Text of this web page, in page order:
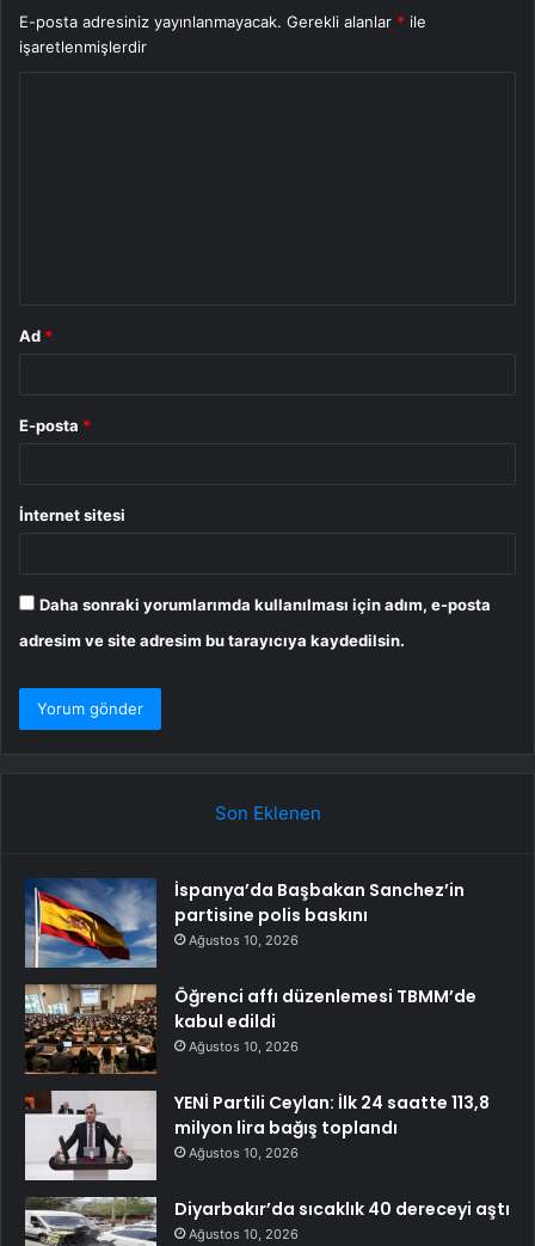
E-posta adresiniz yayınlanmayacak. Gerekli alanlar * ile
işaretlenmişlerdir
Ad *
E-posta *
İnternet sitesi
Daha sonraki yorumlarımda kullanılması için adım, e-posta
adresim ve site adresim bu tarayıcıya kaydedilsin.
Son Eklenen
İspanya’da Başbakan Sanchez’in
partisine polis baskını
Ağustos 10, 2026
Öğrenci affı düzenlemesi TBMM’de
kabul edildi
Ağustos 10, 2026
YENİ Partili Ceylan: İlk 24 saatte 113,8
milyon lira bağış toplandı
Ağustos 10, 2026
Diyarbakır’da sıcaklık 40 dereceyi aştı
Ağustos 10, 2026